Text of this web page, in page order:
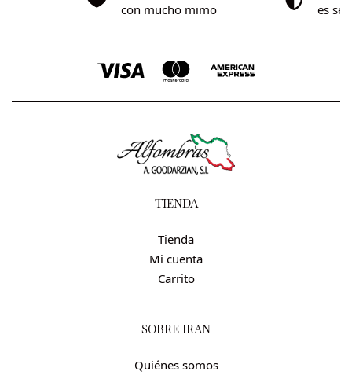
con mucho mimo
es
TIENDA
Tienda
Mi cuenta
Carrito
SOBRE IRÁN
Quiénes somos